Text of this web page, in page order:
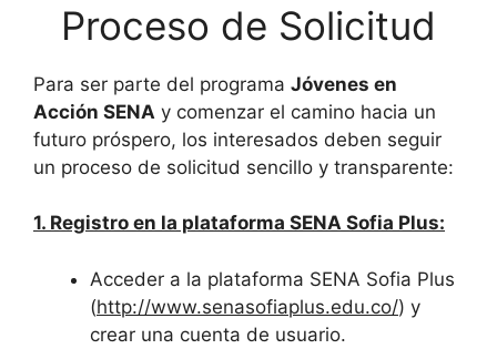
Proceso de Solicitud
Para ser parte del programa Jóvenes en
Acción SENA y comenzar el camino hacia un
futuro próspero, los interesados deben seguir
un proceso de solicitud sencillo y transparente:
1. Registro en la plataforma SENA Sofia Plus:
Acceder a la plataforma SENA Sofia Plus
(http://www.senasofiaplus.edu.co/) y
crear una cuenta de usuario.